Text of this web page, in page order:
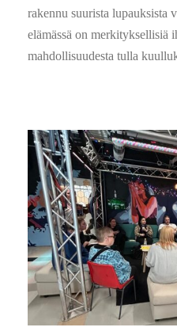
rakennu suurista lupauksista
elämässä on merkityksellisiä
mahdollisuudesta tulla